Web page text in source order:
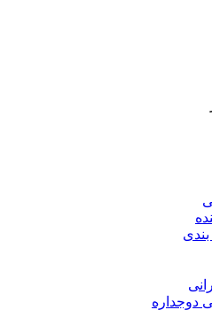
دوجداره